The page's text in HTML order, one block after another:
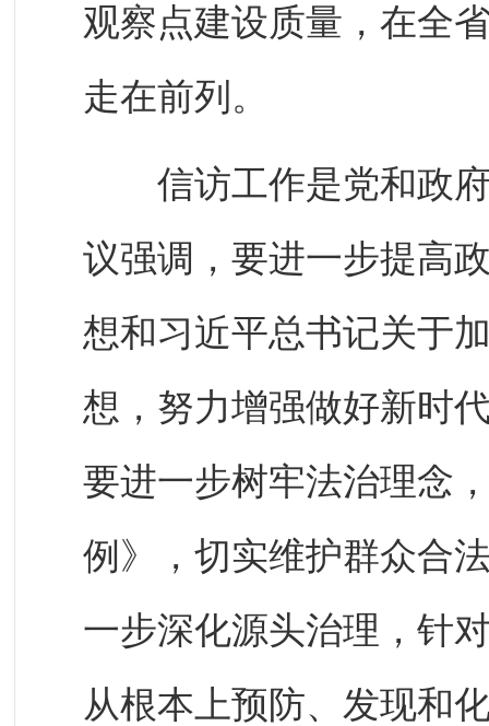
观察点建设质量，在全
走在前列。
信访工作是党和政府
议强调，要进一步提高
想和习近平总书记关于
想，努力增强做好新时
要进一步树牢法治理念
例》，切实维护群众合
一步深化源头治理，针
从根本上预防、发现和